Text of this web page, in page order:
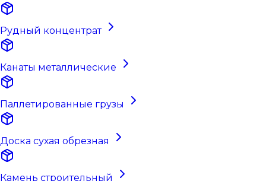
Рудный концентрат
Канаты металлические
Паллетированные грузы
Доска сухая обрезная
Камень строительный